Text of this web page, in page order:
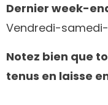
Dernier week-
Vendredi-
Notez bien que
tenus en laisse